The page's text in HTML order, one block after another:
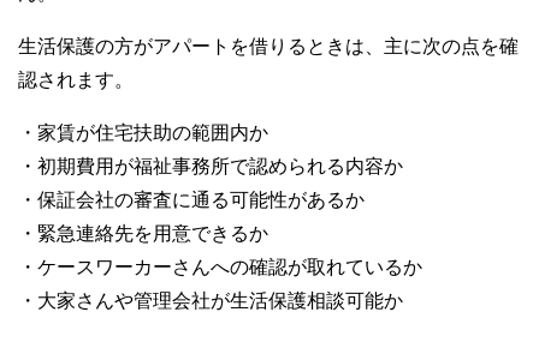
生活保護の方がアパートを借りるときは、主に次の点を確
認されます。
・家賃が住宅扶助の範囲内か
・初期費用が福祉事務所で認められる内容か
・保証会社の審査に通る可能性があるか
・緊急連絡先を用意できるか
・ケースワーカーさんへの確認が取れているか
・大家さんや管理会社が生活保護相談可能か